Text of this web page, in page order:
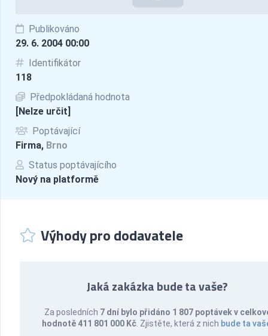
Publikováno
29. 6. 2004 00:00
Identifikátor
118
Předpokládaná hodnota
[Nelze určit]
Poptávající
Firma, Brno
Status poptávajícího
Nový na platformě
Výhody pro dodavatele
Jaká zakázka bude ta vaše?
Za posledních 7 dní bylo přidáno 1 807 poptávek v
hodnotě 411 801 000 Kč . Zjistěte, která z nich bude ta